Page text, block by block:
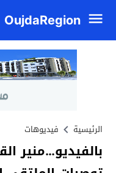
OujdaRegion
الرئيسية فيديوهات
بالفيديو…منير